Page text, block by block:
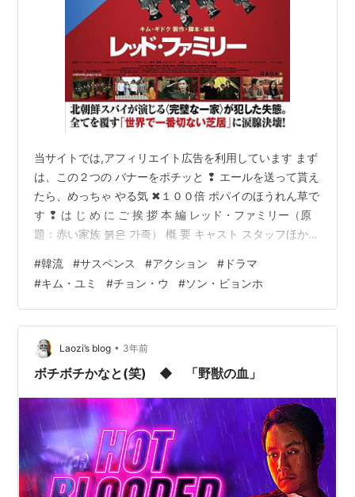
当サイトでは,アフィリエイト広告を利用しています まず
は、この２つの バナーをポチッと ❢ エールを送って貰え
たら、めっちゃ やる気 ✖１００倍 ポパイのほうれん草で
す ❢ は じ め に ご 挨 拶 本 編 レッド・ファミリー（原
題：赤い家族 붉은 가족） 概 要 キャスト スタッフほか
趣味のブログを楽しむ会 映画バンザイ!! NO MUSIC NO
LIFE 洋楽好きのためのサークル 関西サークル ビバ！海
外生活 フォロー・アクセスアップにエールをろう ❢
2007年にブログを創めた人のサークル ブログサークルコ
メント…
#韓流 #サスペンス #アクション # ドラマ
#キム・ユミ #チョン・ウ #ソン・ビョンホ
Laozi’s blog • 3年前
ボチボチかなと(笑) ◆ 「野獣の血」